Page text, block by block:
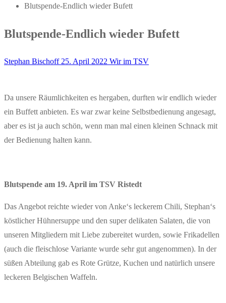
Blutspende-Endlich wieder Bufett
Blutspende-Endlich wieder Bufett
Stephan Bischoff 25. April 2022 Wir im TSV
Da unsere Räumlichkeiten es hergaben, durften wir endlich wieder
ein Buffett anbieten. Es war zwar keine Selbstbedienung angesagt,
aber es ist ja auch schön, wenn man mal einen kleinen Schnack mit
der Bedienung halten kann.
Blutspende am 19. April im TSV Ristedt
Das Angebot reichte wieder von Anke‘s leckerem Chili, Stephan‘s
köstlicher Hühnersuppe und den super delikaten Salaten, die von
unseren Mitgliedern mit Liebe zubereitet wurden, sowie Frikadellen
(auch die fleischlose Variante wurde sehr gut angenommen). In der
süßen Abteilung gab es Rote Grütze, Kuchen und natürlich unsere
leckeren Belgischen Waffeln.